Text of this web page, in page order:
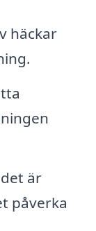
häckar
är
påverka